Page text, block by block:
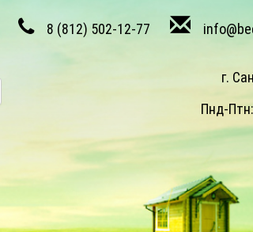
8 (812) 502-12-77
г.
Пнд-